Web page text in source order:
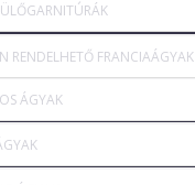
RENDELHETŐ FRANCIAÁGYAK
ÁGYAK